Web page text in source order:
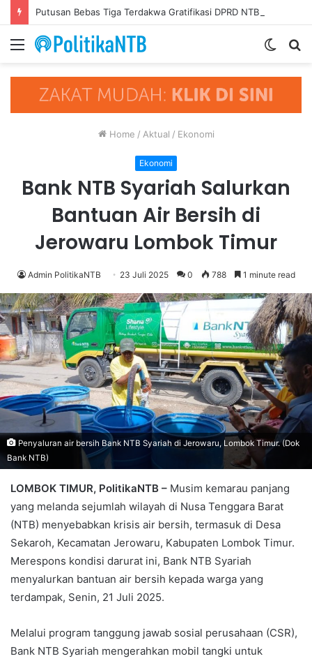
Menu
Switch
Home / Aktual / Ekonomi
Ekonomi
Bank NTB Syariah Salurkan
Bantuan Air Bersih di
Jerowaru Lombok Timur
Admin PolitikaNTB 23 Juli 2025 0 788 1 minute read
Penyaluran air bersih Bank NTB Syariah di Jerowaru, Lombok Timur. (Dok
Bank NTB)
LOMBOK TIMUR, PolitikaNTB – Musim kemarau panjang
yang melanda sejumlah wilayah di Nusa Tenggara Barat
(NTB) menyebabkan krisis air bersih, termasuk di Desa
Sekaroh, Kecamatan Jerowaru, Kabupaten Lombok Timur.
Merespons kondisi darurat ini, Bank NTB Syariah
menyalurkan bantuan air bersih kepada warga yang
terdampak, Senin, 21 Juli 2025.
Melalui program tanggung jawab sosial perusahaan (CSR),
Bank NTB Syariah mengerahkan mobil tangki untuk